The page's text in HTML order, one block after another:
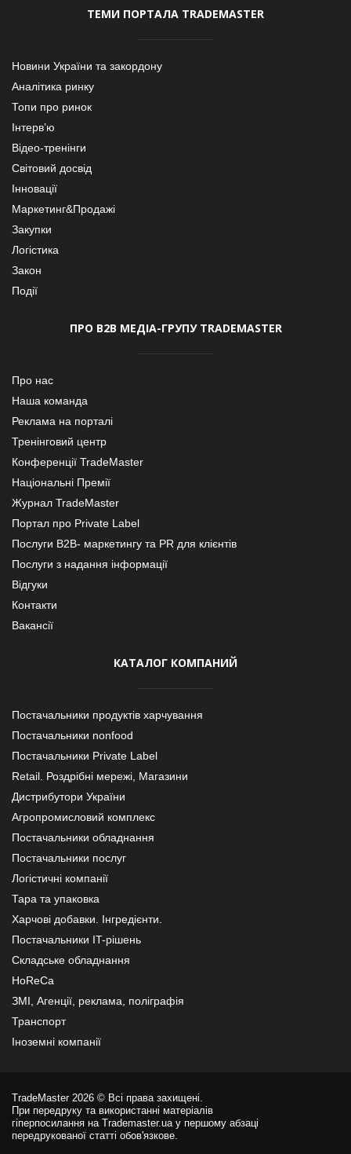
ТЕМИ ПОРТАЛА TRADEMASTER
Новини України та закордону
Аналітика ринку
Топи про ринок
Інтерв’ю
Відео-тренінги
Світовий досвід
Інновації
Маркетинг&Продажі
Закупки
Логістика
Закон
Події
ПРО В2В МЕДІА-ГРУПУ TRADEMASTER
Про нас
Наша команда
Реклама на порталі
Тренінговий центр
Конференції TradeMaster
Національні Премії
Журнал TradeMaster
Портал про Private Label
Послуги В2В- маркетингу та PR для клієнтів
Послуги з надання інформації
Відгуки
Контакти
Вакансії
КАТАЛОГ КОМПАНИЙ
Постачальники продуктів харчування
Постачальники nonfood
Постачальники Private Label
Retail. Роздрібні мережі, Магазини
Дистрибутори України
Агропромисловий комплекс
Постачальники обладнання
Постачальники послуг
Логістичні компанії
Тара та упаковка
Харчові добавки. Інгредієнти.
Постачальники IT-рішень
Складське обладнання
HoReCa
ЗМІ, Агенції, реклама, поліграфія
Транспорт
Іноземні компанії
TradeMaster 2026 © Всі права захищені.
При передруку та використанні матеріалів
гіперпосилання на Trademaster.ua у першому абзаці
передрукованої статті обов'язкове.